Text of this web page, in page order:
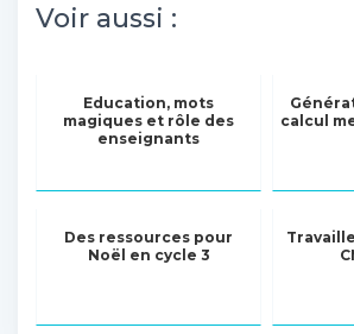
Voir aussi :
Education, mots
magiques et rôle des
enseignants
calcul
Des ressources pour
Noël en cycle 3